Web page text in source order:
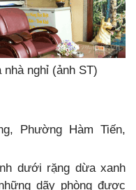
nghỉ (ảnh ST)
Phường Hàm Tiến,
dưới rặng dừa xanh
dãy phòng được